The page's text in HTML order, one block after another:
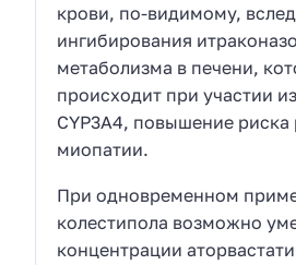
крови, по-видимому,
ингибирования
метаболизма в печени,
происходит при участии
CYP3A4, повышение риска
миопатии.
При одновременном
колестипола возможно
концентрации